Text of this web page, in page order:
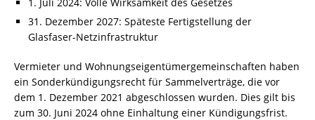
31. Dezember 2027: Späteste Fertigstellung der
Glasfaser-Netzinfrastruktur
Vermieter und Wohnungseigentümergemeinschaften haben
ein Sonderkündigungsrecht für Sammelverträge, die vor
dem 1. Dezember 2021 abgeschlossen wurden. Dies gilt bis
zum 30. Juni 2024 ohne Einhaltung einer Kündigungsfrist.